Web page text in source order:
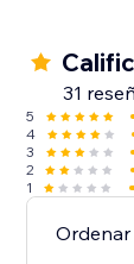
31
5
4
3
2
1